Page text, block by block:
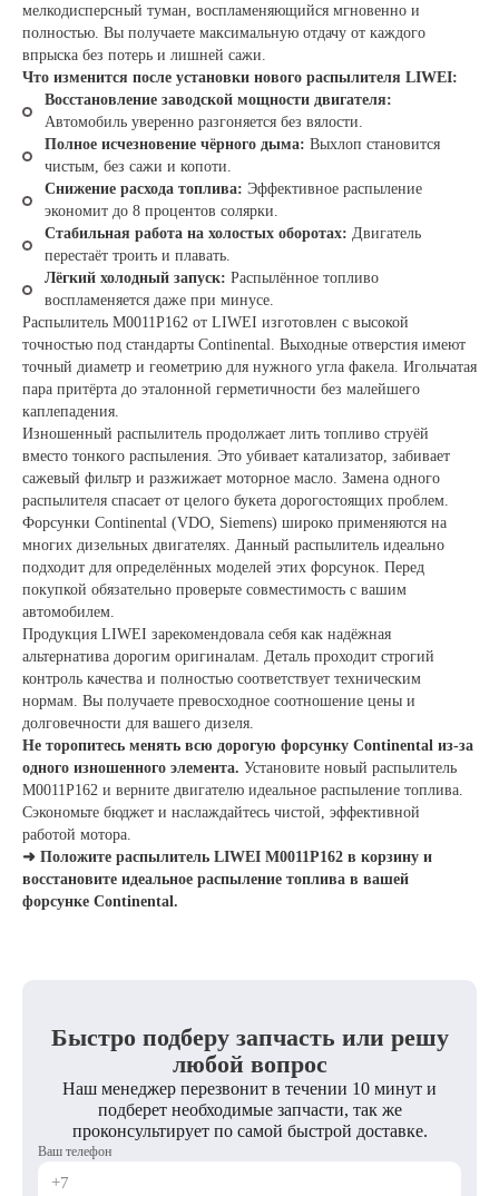
мелкодисперсный туман, воспламеняющийся мгновенно и
полностью. Вы получаете максимальную отдачу от каждого
впрыска без потерь и лишней сажи.
Что изменится после установки нового распылителя LIWEI:
Восстановление заводской мощности двигателя:
Автомобиль уверенно разгоняется без вялости.
Полное исчезновение чёрного дыма: Выхлоп становится
чистым, без сажи и копоти.
Снижение расхода топлива: Эффективное распыление
экономит до 8 процентов солярки.
Стабильная работа на холостых оборотах: Двигатель
перестаёт троить и плавать.
Лёгкий холодный запуск: Распылённое топливо
воспламеняется даже при минусе.
Распылитель M0011P162 от LIWEI изготовлен с высокой
точностью под стандарты Continental. Выходные отверстия имеют
точный диаметр и геометрию для нужного угла факела. Игольчатая
пара притёрта до эталонной герметичности без малейшего
каплепадения.
Изношенный распылитель продолжает лить топливо струёй
вместо тонкого распыления. Это убивает катализатор, забивает
сажевый фильтр и разжижает моторное масло. Замена одного
распылителя спасает от целого букета дорогостоящих проблем.
Форсунки Continental (VDO, Siemens) широко применяются на
многих дизельных двигателях. Данный распылитель идеально
подходит для определённых моделей этих форсунок. Перед
покупкой обязательно проверьте совместимость с вашим
автомобилем.
Продукция LIWEI зарекомендовала себя как надёжная
альтернатива дорогим оригиналам. Деталь проходит строгий
контроль качества и полностью соответствует техническим
нормам. Вы получаете превосходное соотношение цены и
долговечности для вашего дизеля.
Не торопитесь менять всю дорогую форсунку Continental из-за
одного изношенного элемента. Установите новый распылитель
M0011P162 и верните двигателю идеальное распыление топлива.
Сэкономьте бюджет и наслаждайтесь чистой, эффективной
работой мотора.
➜ Положите распылитель LIWEI M0011P162 в корзину и
восстановите идеальное распыление топлива в вашей
форсунке Continental.
Быстро подберу запчасть или решу
любой вопрос
Наш менеджер перезвонит в течении 10 минут и
подберет необходимые запчасти, так же
проконсультирует по самой быстрой доставке.
Ваш телефон